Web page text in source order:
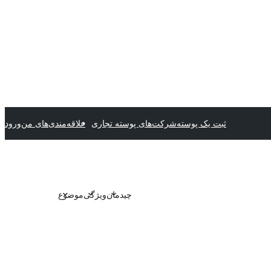
ثبت یک پوستهشرکت‌های پوسته تجاری علاقه‌مندی‌های منورود
چیدمانویژگیموضوع